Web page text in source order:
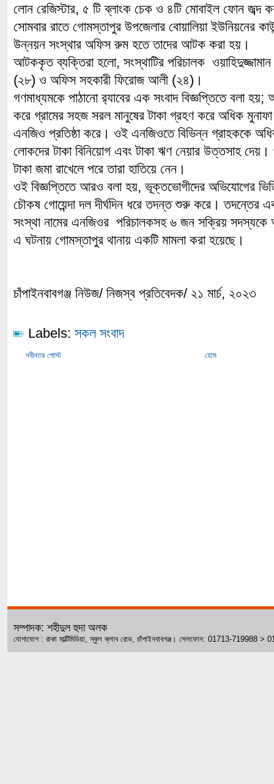
লোন রেজিস্টার, ৫ টি ব্লাংক চেক ও ৪টি মোবাইল ফোন জব্দ
সোমবার রাতে গোমস্তাপুর উপজেলার বোয়ালিয়া ইউনিয়নের
উন্নয়ন সংস্থার অফিস রুম হতে তাদের আটক করা হয়।
আটককৃত ব্যক্তিরা হলো, সংস্থাটির পরিচালক
(২৮) ও অফিস সহকারী ফিরোজ আলী (২৪)।
গণমাধ্যমকে পাঠানো র‌্যাবের এক সংবাদ বিজ্ঞপ্তিতে বলা হয়;
করে গ্রামের সহজ সরল মানুষের টাকা গ্রহণ করে অধিক মুনাফা
এনজিও প্রতিষ্ঠা করে। ওই এনজিওতে বিভিন্ন গ্রাহককে
লোকদের টাকা বিনিয়োগ এবং টাকা ঋণ নেয়ার উত্তসাহ
টাকা জমা রাখেলে পরে তারা হাতিয়ে নেন।
ওই বিজ্ঞপ্তিতে আরও বলা হয়, ভূক্তভোগীদের অভিযোগের
চৌকষ গোয়েন্দা দল দীর্ঘদিন ধরে তদন্ত শুরু করে। তদন্তের এক
সংস্থা নামের এনজিওর পরিচালকসহ ৬ জন সক্রিয়
এ ঘটনায় গোমস্তাপুর থানায় একটি মামলা করা হয়েছে।
চাঁপাইনবাবগঞ্জ নিউজ/ নিজস্ব প্রতিবেদক/ ২১ মার্চ, ২০২৩
Labels: সকল সংবাদ
নবীনতর পোস্ট হোম
সম্পাদক: শহীদুল হুদা অলক
যোগাযোগ : রাকা মাল্টিমিডিয়া, স্কুল ক্লাব রোড, চাঁপাইনবাবগঞ্জ। সেলফোন: 01713-